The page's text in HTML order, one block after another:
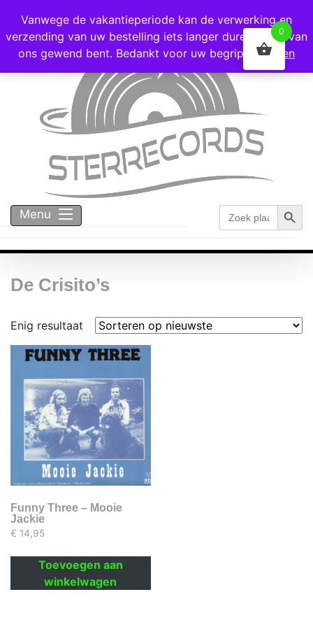
Voor 16:00 besteld = vandaag verzonden!
Menu
Zoek
naar:
De Crisito’s
Enig resultaat
Funny Three – Mooie
Jackie
€ 14,95
Toevoegen aan
winkelwagen
Vanwege de vakantieperiode kan de verwerking en
verzending van uw bestelling iets langer duren dan u van
ons gewend bent. Bedankt voor uw begrip!
Negeren
0